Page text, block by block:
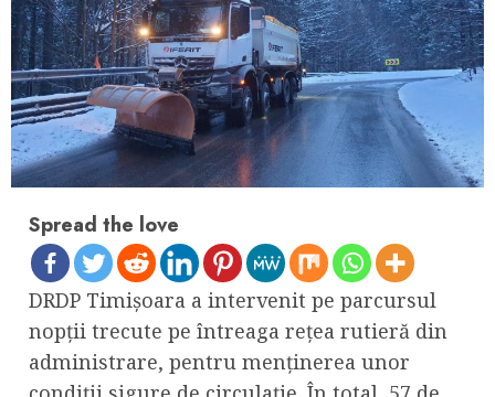
Spread the love
DRDP Timișoara a intervenit pe parcursul
nopții trecute pe întreaga rețea rutieră din
administrare, pentru menținerea unor